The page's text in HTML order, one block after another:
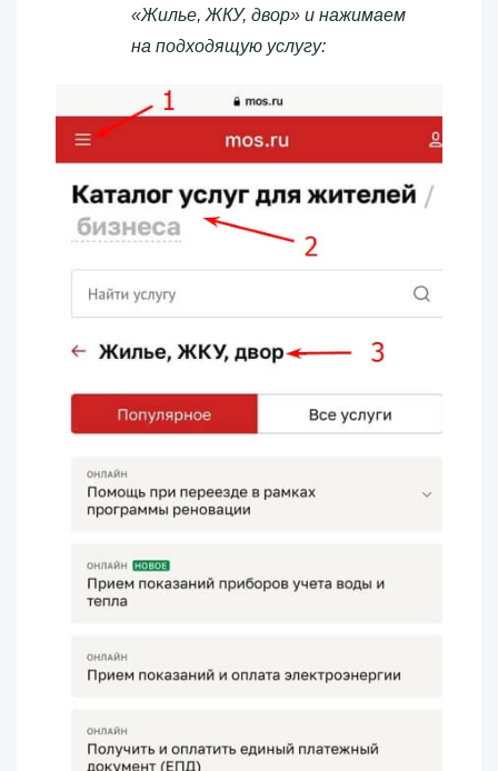
«Жилье, ЖКУ, двор» и нажимаем
на подходящую услугу: